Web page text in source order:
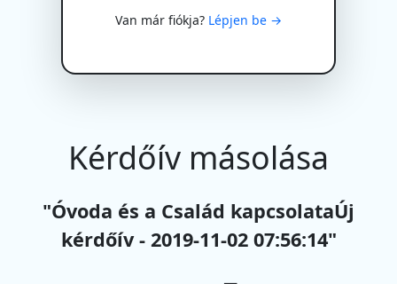
Van már fiókja? Lépjen be →
Kérdőív másolása
"Óvoda és a Család kapcsolataÚj
kérdőív - 2019-11-02 07:56:14"